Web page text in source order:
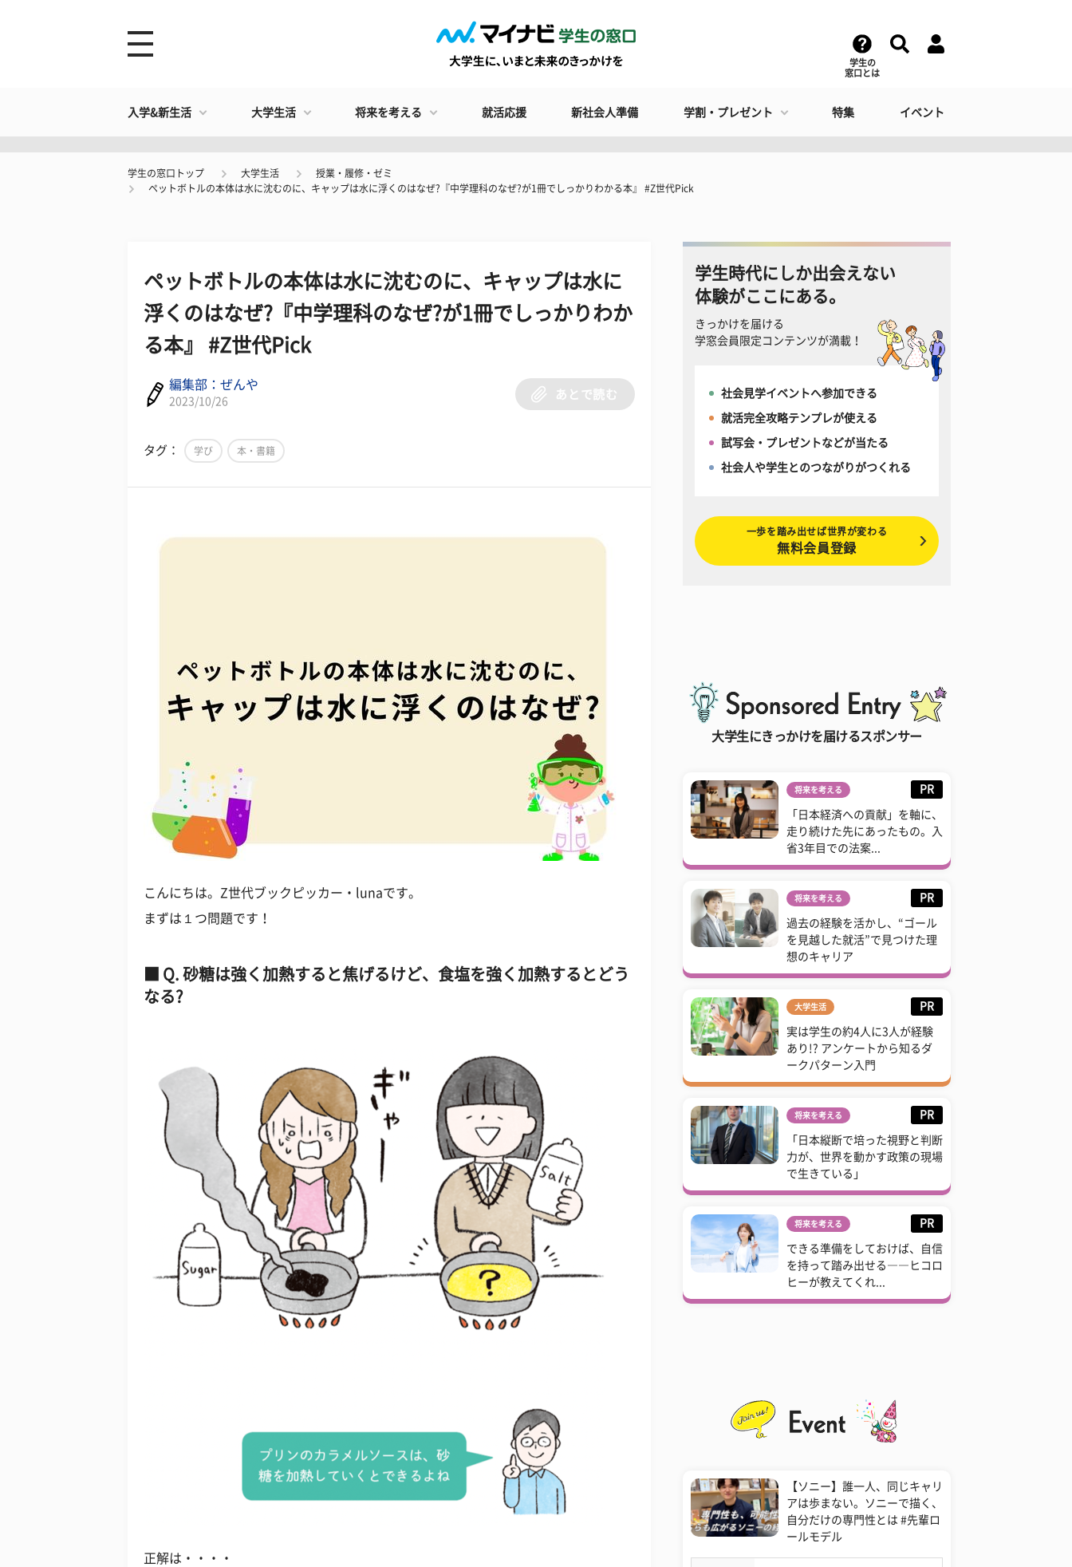
学生の
窓口とは
入学&新生活 大学生活 将来を考える 就活応援 新社会人準備 学割・プレゼント 特集 イベント
学生の窓口トップ 大学生活
授業・履修・ゼミ
ペットボトルの本体は水に沈むのに、キャップは水に浮くのはなぜ?『中学理科のなぜ?が1冊でしっかりわかる本』 #Z世代Pick
ペットボトルの本体は水に沈むのに、キャップは水に
浮くのはなぜ?『中学理科のなぜ?が1冊でしっかりわか
る本』 #Z世代Pick
編集部：ぜんや
2023/10/26
あとで読む
タグ： 学び 本・書籍
こんにちは。Z世代ブックピッカー・lunaです。
まずは１つ問題です！
Q. 砂糖は強く加熱すると焦げるけど、食塩を強く加熱するとどう
なる?
正解は・・・・
学生時代にしか出会えない
体験がここにある。
きっかけを届ける
学窓会員限定コンテンツが満載！
社会見学イベントへ参加できる
就活完全攻略テンプレが使える
試写会・プレゼントなどが当たる
社会人や学生とのつながりがつくれる
一歩を踏み出せば世界が変わる
無料会員登録
大学生にきっかけを届けるスポンサー
将来を考える PR
「日本経済への貢献」を軸に、
走り続けた先にあったもの。入
省3年目での法案...
将来を考える PR
過去の経験を活かし、“ゴール
を見越した就活”で見つけた理
想のキャリア
大学生活 PR
実は学生の約4人に3人が経験
あり!? アンケートから知るダ
ークパターン入門
将来を考える PR
「日本縦断で培った視野と判断
力が、世界を動かす政策の現場
で生きている」
将来を考える PR
できる準備をしておけば、自信
を持って踏み出せる――ヒコロ
ヒーが教えてくれ...
【ソニー】誰一人、同じキャリ
アは歩まない。ソニーで描く、
自分だけの専門性とは #先輩ロ
ールモデル